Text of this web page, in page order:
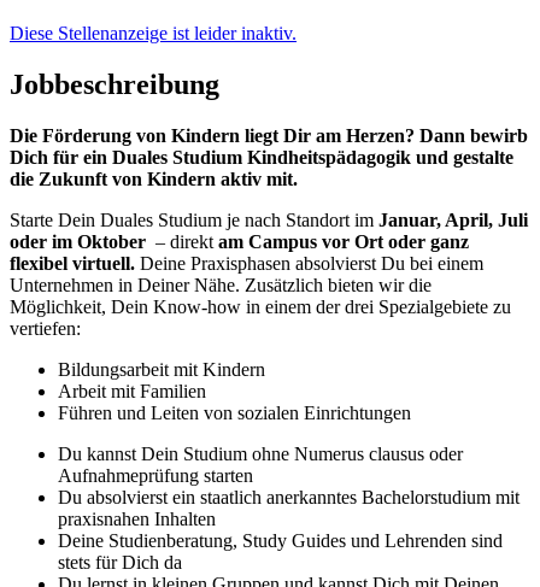
Diese Stellenanzeige ist leider inaktiv.
Jobbeschreibung
Die Förderung von Kindern liegt Dir am Herzen? Dann bewirb
Dich für ein Duales Studium Kindheitspädagogik und gestalte
die Zukunft von Kindern aktiv mit.
Starte Dein Duales Studium je nach Standort im Januar, April, Juli
oder im Oktober – direkt am Campus vor Ort oder ganz
flexibel virtuell. Deine Praxisphasen absolvierst Du bei einem
Unternehmen in Deiner Nähe. Zusätzlich bieten wir die
Möglichkeit, Dein Know-how in einem der drei Spezialgebiete zu
vertiefen:
Bildungsarbeit mit Kindern
Arbeit mit Familien
Führen und Leiten von sozialen Einrichtungen
Du kannst Dein Studium ohne Numerus clausus oder
Aufnahmeprüfung starten
Du absolvierst ein staatlich anerkanntes Bachelorstudium mit
praxisnahen Inhalten
Deine Studienberatung, Study Guides und Lehrenden sind
stets für Dich da